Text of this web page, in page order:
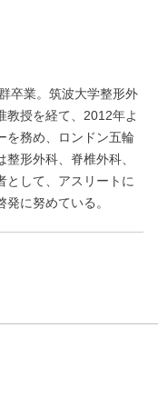
卒業。筑波大学整形外
教授を経て、2012年よ
を務め、ロンドン五輪
形外科、脊椎外科、
として、アスリートに
に努めている。